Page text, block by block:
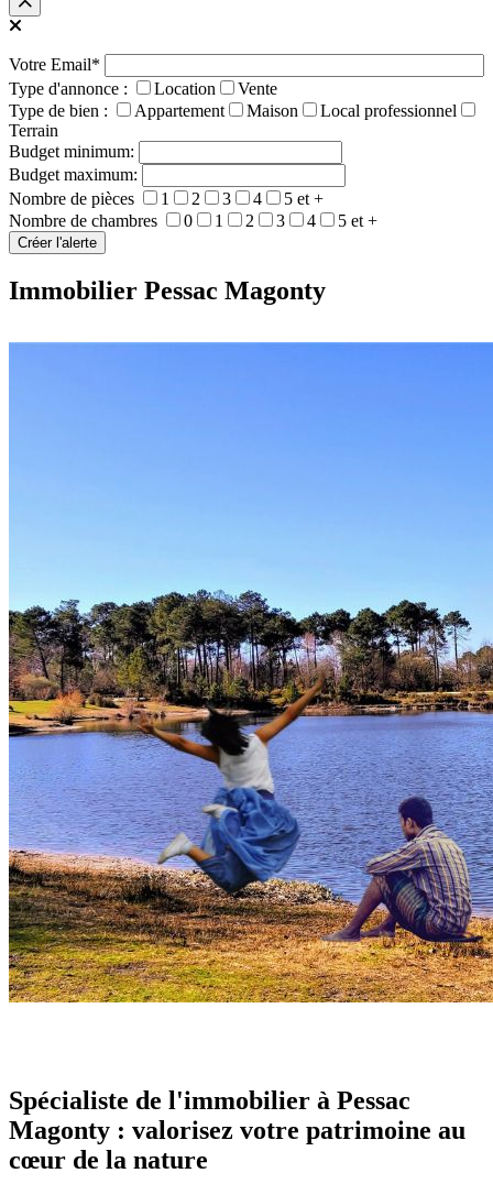
Votre Email*
Type d'annonce :
Location
Vente
Type de bien :
Appartement Maison
Local professionnel
Terrain
Budget minimum:
Budget maximum:
Nombre de pièces
1 2 3 4
5 et +
Nombre de chambres
0 1 2 3 4 5 et +
Immobilier Pessac Magonty
Spécialiste de l'immobilier à Pessac
Magonty : valorisez votre patrimoine au
cœur de la nature